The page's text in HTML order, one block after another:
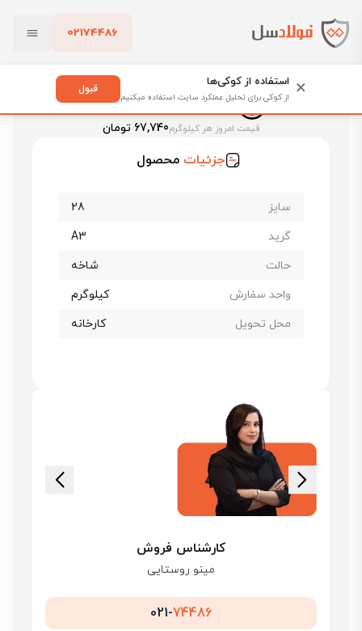
02174486
پاک کردن
فولادسل
قیمت میلگرد 28 اصفهان
قیمت امروز هر کیلوگرم67,740 تومان
جزئیات محصول
سایز
28
گرید
A3
حالت
شاخه
واحد سفارش
کیلوگرم
محل تحویل
کارخانه
کارشناس فروش
مینو روستایی
021-74486
× استفاده از کوکی‌ها
از کوکی برای تحلیل عملکرد سایت استفاده میکنیم
قبول